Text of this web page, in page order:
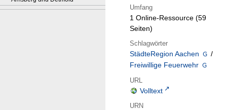
Umfang
1 Online-Ressource (59
Seiten)
Schlagwörter
StädteRegion Aachen
/
Freiwillige Feuerwehr
URL
Volltext
URN